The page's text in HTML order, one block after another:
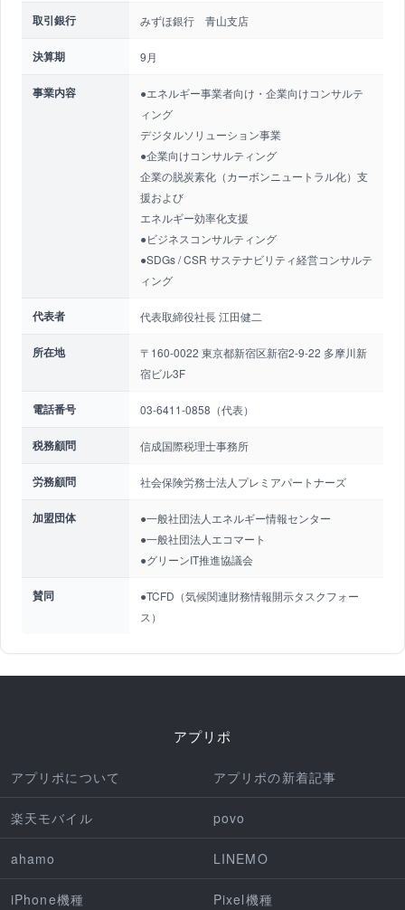
取引銀行 みずほ銀行 青山支店
決算期 9月
事業内容
●エネルギー事業者向け・企業向けコンサルテ
ィング
デジタルソリューション事業
●企業向けコンサルティング
企業の脱炭素化（カーボンニュートラル化）支
援および
エネルギー効率化支援
●ビジネスコンサルティング
●SDGs / CSR サステナビリティ経営コンサルテ
ィング
代表者 代表取締役社長 江田健二
所在地
〒160-0022 東京都新宿区新宿2-9-22 多摩川新
宿ビル3F
電話番号 03-6411-0858（代表）
税務顧問 信成国際税理士事務所
労務顧問 社会保険労務士法人プレミアパートナーズ
加盟団体
●一般社団法人エネルギー情報センター
●一般社団法人エコマート
●グリーンIT推進協議会
賛同
●TCFD（気候関連財務情報開示タスクフォー
ス）
アプリポ
アプリポについて アプリポの新着記事
楽天モバイル povo
ahamo LINEMO
iPhone機種 Pixel機種